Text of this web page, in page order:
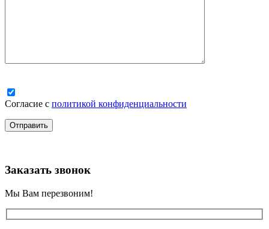
Согласие с политикой конфиденциальности
Заказать звонок
Мы Вам перезвоним!